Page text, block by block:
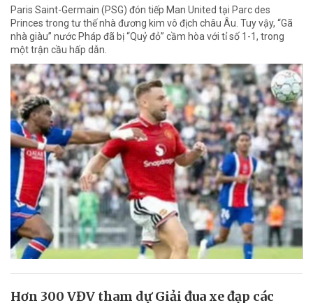
Paris Saint-Germain (PSG) đón tiếp Man United tại Parc des
Princes trong tư thế nhà đương kim vô địch châu Âu. Tuy vậy, “Gã
nhà giàu” nước Pháp đã bị “Quỷ đỏ” cầm hòa với tỉ số 1-1, trong
một trận cầu hấp dẫn.
Hơn 300 VĐV tham dự Giải đua xe đạp các